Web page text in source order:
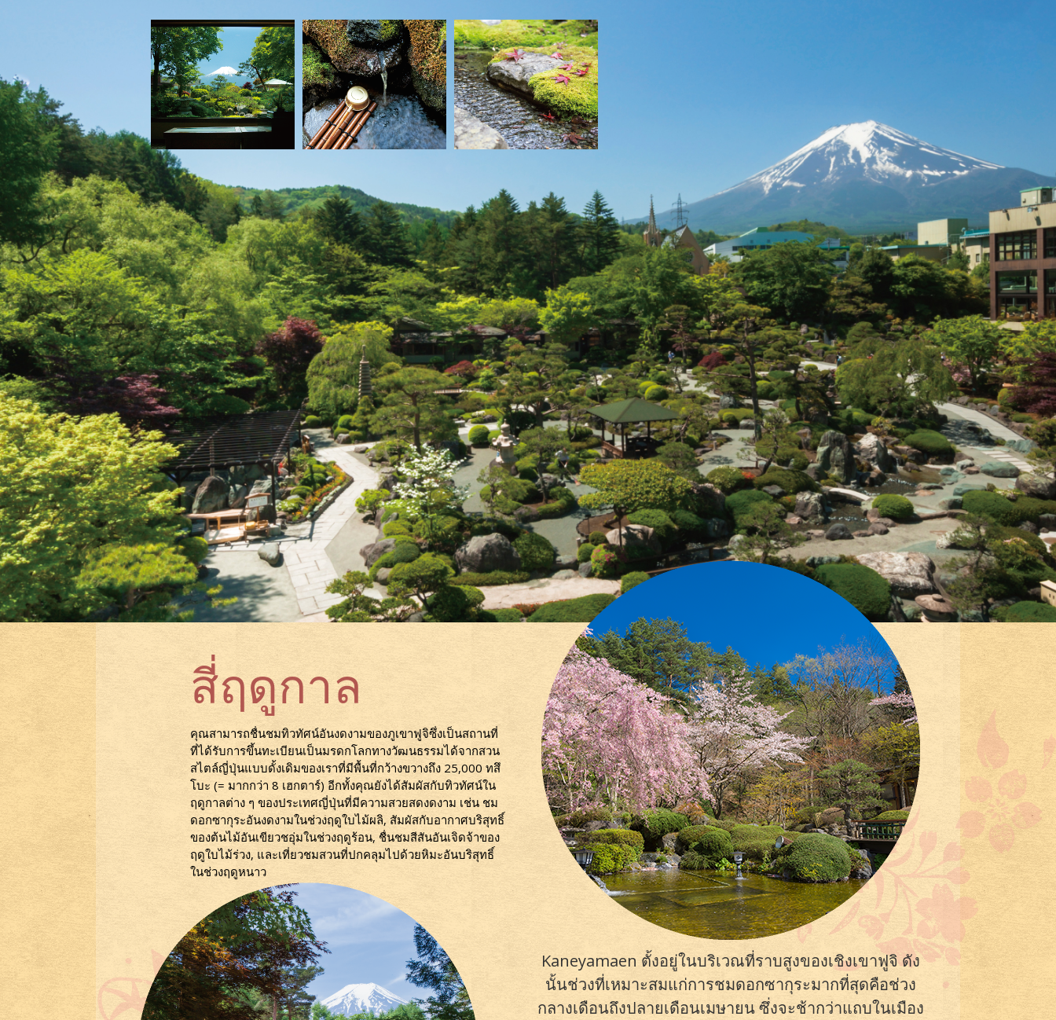
สี่ฤดูกาล
คุณสามารถชื่นชมทิวทัศน์อันงดงามของภูเขาฟูจิซึ่งเป็นสถานที่
ที่ได้รับการขึ้นทะเบียนเป็นมรดกโลกทางวัฒนธรรมได้จากสวน
สไตล์ญี่ปุ่นแบบดั้งเดิมของเราที่มีพื้นที่กว้างขวางถึง 25,000 ทสึ
โบะ (= มากกว่า 8 เฮกตาร์) อีกทั้งคุณยังได้สัมผัสกับทิวทัศน์ใน
ฤดูกาลต่าง ๆ ของประเทศญี่ปุ่นที่มีความสวยสดงดงาม เช่น ชม
ดอกซากุระอันงดงามในช่วงฤดูใบไม้ผลิ, สัมผัสกับอากาศบริสุทธิ์
ของต้นไม้อันเขียวชอุ่มในช่วงฤดูร้อน, ชื่นชมสีสันอันเจิดจ้าของ
ฤดูใบไม้ร่วง, และเที่ยวชมสวนที่ปกคลุมไปด้วยหิมะอันบริสุทธิ์
ในช่วงฤดูหนาว
Kaneyamaen ตั้งอยู่ในบริเวณที่ราบสูงของเชิงเขาฟูจิ ดัง
นั้นช่วงที่เหมาะสมแก่การชมดอกซากุระมากที่สุดคือช่วง
กลางเดือนถึงปลายเดือนเมษายน ซึ่งจะช้ากว่าแถบในเมือง